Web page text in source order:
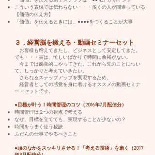
こういう表現では伝わらない・・・多くの人が間違っている
【価値の伝え方】
「価値」を伝えるときには、●●●●をつくることが大事
３．経営脳を鍛える・動画セミナーセット
お客様も増えてきたし、ビジネスとして安定してきた。
でも・・・実は、忙しいばかりで時間に余裕がない。
今までは感覚的にやってきた。これから先のことについ
て、しっかりと考えていきたい。
さらなるステップアップを実現するため、
経営者としての感覚を身に着けるオススメの動画セミナ
ー・セットです。
●目標が叶う！時間管理のコツ（2016年7月配信分）
時間管理は２つの視点で考える
なぜ、目標を立てても、実現することが少ないの？
時間をうまく使う秘訣
ふだんの仕事でやるべきこと
●頭のなかをスッキリさせる！「考える技術」を磨く（2017